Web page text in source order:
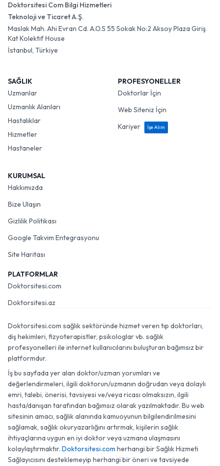
Doktorsitesi Com Bilgi Hizmetleri
Teknoloji ve Ticaret A.Ş.
Maslak Mah. Ahi Evran Cd. A.O.S 55 Sokak No:2 Aksoy Plaza Giriş
Kat Kolektif House
İstanbul, Türkiye
SAĞLIK
Uzmanlar
Uzmanlık Alanları
Hastalıklar
Hizmetler
Hastaneler
PROFESYONELLER
Doktorlar İçin
Web Siteniz İçin
Kariyer
İşe Alım
KURUMSAL
Hakkımızda
Bize Ulaşın
Gizlilik Politikası
Google Takvim Entegrasyonu
Site Haritası
PLATFORMLAR
Doktorsitesi.com
Doktorsitesi.az
Doktorsitesi.com sağlık sektöründe hizmet veren tıp doktorları,
diş hekimleri, fizyoterapistler, psikologlar vb. sağlık
profesyonelleri ile internet kullanıcılarını buluşturan bağımsız bir
platformdur.
İş bu sayfada yer alan doktor/uzman yorumları ve
değerlendirmeleri, ilgili doktorun/uzmanın doğrudan veya dolaylı
emri, talebi, önerisi, tavsiyesi ve/veya ricası olmaksızın, ilgili
hasta/danışan tarafından bağımsız olarak yazılmaktadır. Bu web
sitesinin amacı, sağlık alanında kamuoyunun bilgilendirilmesini
sağlamak, sağlık okuryazarlığını artırmak, kişilerin sağlık
ihtiyaçlarına uygun en iyi doktor veya uzmana ulaşmasını
kolaylaştırmaktır. Doktorsitesi.com herhangi bir Sağlık Hizmeti
Sağlayıcısını desteklemeyip herhangi bir öneri ve tavsiyede